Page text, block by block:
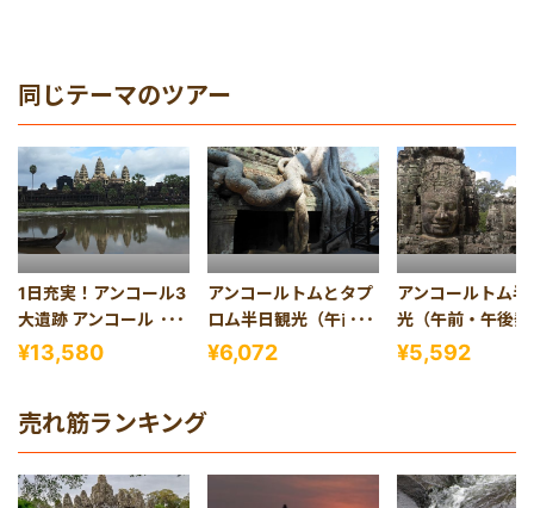
同じテーマのツアー
1日充実！アンコール3
大遺跡 アンコールワッ
ト・アンコールトム・
タプロム1日観光(バケ
舞踊ディナーショー付
き)
¥13,580
アンコールトムとタプ
ロム半日観光（午前・
午後発）
¥6,072
アンコールトム半
光（午前・午後発
¥5,592
売れ筋ランキング